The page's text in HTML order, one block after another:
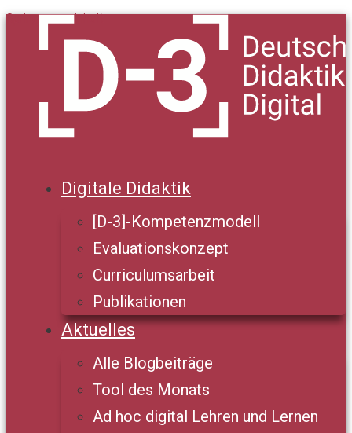
Springe zum Inhalt
Digitale Didaktik
[D-3]-Kompetenzmodell
Evaluationskonzept
Curriculumsarbeit
Publikationen
Aktuelles
Alle Blogbeiträge
Tool des Monats
Ad hoc digital Lehren und Lernen